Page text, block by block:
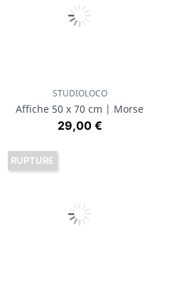
STUDIOLOCO
Affiche 50 x 70 cm | Morse
Prix
29,00 €
RUPTURE